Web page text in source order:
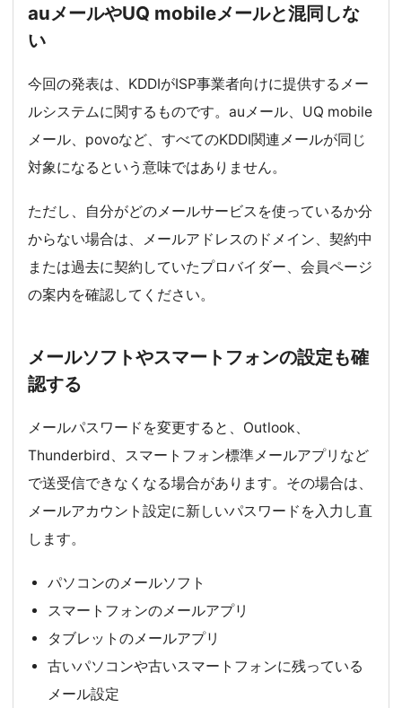
auメールやUQ mobileメールと混同しな
い
今回の発表は、KDDIがISP事業者向けに提供するメー
ルシステムに関するものです。auメール、UQ mobile
メール、povoなど、すべてのKDDI関連メールが同じ
対象になるという意味ではありません。
ただし、自分がどのメールサービスを使っているか分
からない場合は、メールアドレスのドメイン、契約中
または過去に契約していたプロバイダー、会員ページ
の案内を確認してください。
メールソフトやスマートフォンの設定も確
認する
メールパスワードを変更すると、Outlook、
Thunderbird、スマートフォン標準メールアプリなど
で送受信できなくなる場合があります。その場合は、
メールアカウント設定に新しいパスワードを入力し直
します。
パソコンのメールソフト
スマートフォンのメールアプリ
タブレットのメールアプリ
古いパソコンや古いスマートフォンに残っている
メール設定